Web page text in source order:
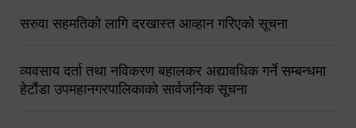
सरुवा सहमतिको लागि दरखास्त आव्हान गरिएको सूचना
व्यवसाय दर्ता तथा नविकरण बहालकर अद्यावधिक गर्ने सम्बन्धमा
हेटौंडा उपमहानगरपालिकाको सार्वजनिक सूचना